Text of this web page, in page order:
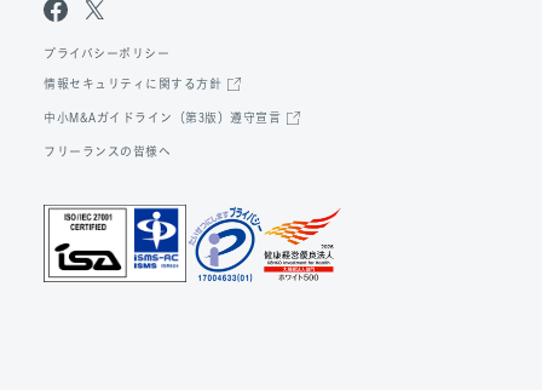
プライバシーポリシー
情報セキュリティに関する方針
中小M&Aガイドライン（第3版）遵守宣言
フリーランスの皆様へ